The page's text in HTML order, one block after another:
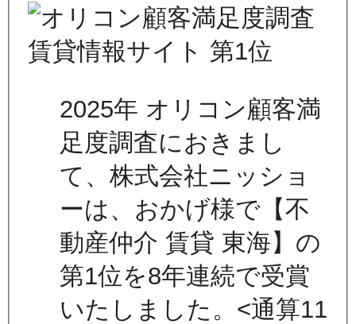
2025年 オリコン顧客満
足度調査におきまし
て、株式会社ニッショ
ーは、おかげ様で【不
動産仲介 賃貸 東海】の
第1位を8年連続で受賞
いたしました。<通算11